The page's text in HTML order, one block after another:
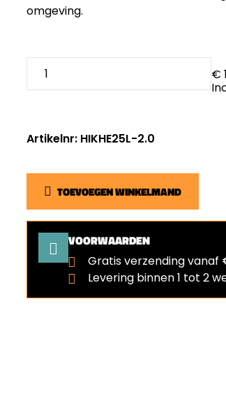
omgeving.
€
Artikelnr: HIKHE25L-2.0
TOEVOEGEN WINKELMAND
VOORWAARDEN
Gratis verzending vanaf
Levering binnen 1 tot 2